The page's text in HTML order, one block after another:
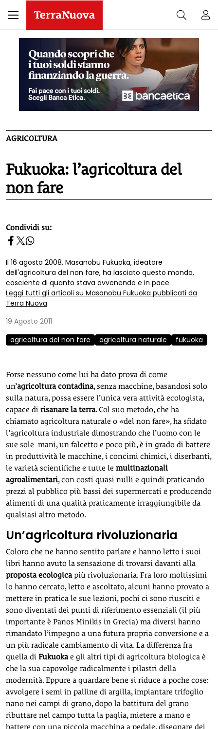
AGRICOLTURA
Fukuoka: l’agricoltura del
non fare
homepage h2
Condividi su:
Il 16 agosto 2008, Masanobu Fukuoka, ideatore
dell'agricoltura del non fare, ha lasciato questo mondo,
cosciente di quanto stava avvenendo e in pace.
Leggi tutti gli articoli su Masanobu Fukuoka pubblicati da
Terra Nuova
19 Agosto 2011
agricoltura del non fare
agricoltura naturale fukuoka
Forse nessuno come lui ha dato prova di come
un’agricoltura contadina, senza macchine, basandosi solo
sulla natura, possa essere l’unica vera attività ecologista,
capace di risanare la terra. Col suo metodo, che ha
chiamato agricoltura naturale o «del non fare», ha sfidato
l’agricoltura industriale dimostrando che l’uomo con le
sue sole mani, un falcetto e poco più, è in grado di battere
in produttività le macchine, i concimi chimici, i diserbanti,
le varietà scientifiche e tutte le multinazionali
agroalimentari, con costi quasi nulli e quindi praticando
prezzi al pubblico più bassi dei supermercati e producendo
alimenti di una qualità praticamente irraggiungibile da
qualsiasi altro metodo.
Un’agricoltura rivoluzionaria
Coloro che ne hanno sentito parlare e hanno letto i suoi
libri hanno avuto la sensazione di trovarsi davanti alla
proposta ecologicapiù rivoluzionaria. Fra loro moltissimi
lo hanno cercato, letto e ascoltato, alcuni hanno provato a
mettere in pratica le sue lezioni, pochi ci sono riusciti e
sono diventati dei punti di riferimento essenziali (il più
importante è Panos Minikis in Grecia) ma diversi hanno
rimandato l’impegno a una futura propria conversione e a
un più radicale cambiamento di vita. La differenza fra
quella di Fukuokae gli altri tipi di agricoltura biologica è
che la sua capovolge radicalmente i pilastri della
modernità. Eppure a guardare bene si riduce a poche cose:
avvolgere i semi in palline di argilla, impiantare trifoglio
nano nei campi di grano, dopo la battitura del grano
ributtare nel campo tutta la paglia, mietere a mano e
battere con una piccola macchina a pedale, disegnare dei